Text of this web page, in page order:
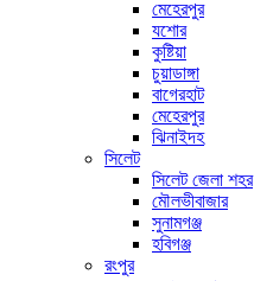
মেহেরপুর
যশোর
কুষ্টিয়া
চুয়াডাঙ্গা
বাগেরহাট
মেহেরপুর
ঝিনাইদহ
সিলেট
সিলেট জেলা শহর
মৌলভীবাজার
সুনামগঞ্জ
হবিগঞ্জ
রংপুর